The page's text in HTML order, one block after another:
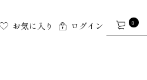
お気に入り ログイン 0